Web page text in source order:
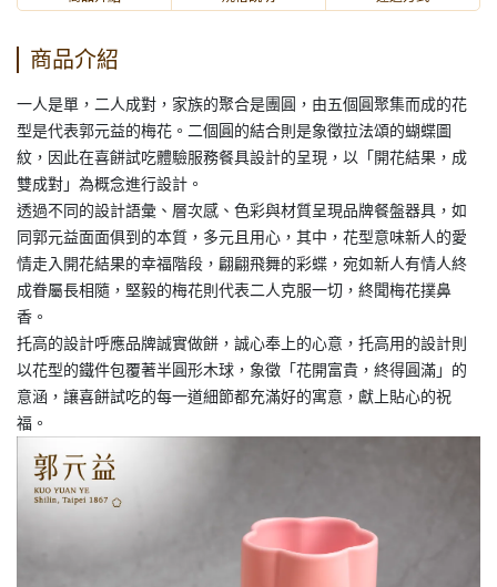
商品介紹
一人是單，二人成對，家族的聚合是團圓，由五個圓聚集而成的花
型是代表郭元益的梅花。二個圓的結合則是象徵拉法頌的蝴蝶圖
紋，因此在喜餅試吃體驗服務餐具設計的呈現，以「開花結果，成
雙成對」為概念進行設計。
透過不同的設計語彙、層次感、色彩與材質呈現品牌餐盤器具，如
同郭元益面面俱到的本質，多元且用心，其中，花型意味新人的愛
情走入開花結果的幸福階段，翩翩飛舞的彩蝶，宛如新人有情人終
成眷屬長相隨，堅毅的梅花則代表二人克服一切，終聞梅花撲鼻
香。
托高的設計呼應品牌誠實做餅，誠心奉上的心意，托高用的設計則
以花型的鐵件包覆著半圓形木球，象徵「花開富貴，終得圓滿」的
意涵，讓喜餅試吃的每一道細節都充滿好的寓意，獻上貼心的祝
福。